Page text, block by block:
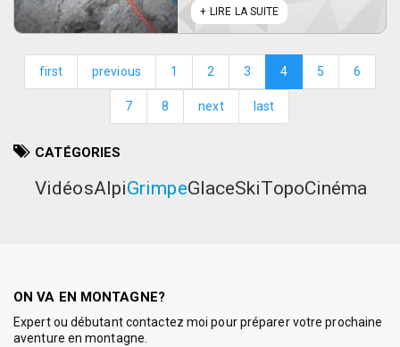
LIRE LA SUITE
first previous 1 2 3 4 5 6
7 8 next last
CATÉGORIES
VidéosAlpiGrimpeGlaceSkiTopoCinéma
ON VA EN MONTAGNE?
Expert ou débutant contactez moi pour préparer votre prochaine
aventure en montagne.